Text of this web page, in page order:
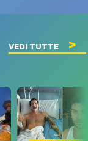
VEDI TUTTE